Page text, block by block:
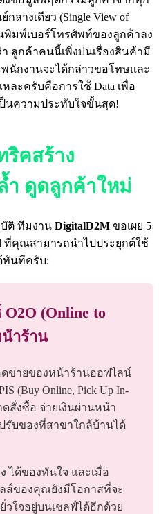
กลางเดียว (Single View of
พิมพ์เบอร์โทรศัพท์ของลูกค้าลง
ลูกค้าคนนี้เพิ่งบ่นเรื่องสินค้ามี
นักงานจะได้กล่าวขอโทษและ
ะครับคือการใช้ Data เพื่อ
นความประทับใจขั้นสุด!
ริคสร้าง
ำ ดูดลูกค้าใหม่
ติ ทีมงาน DigitalD2M ขอเผย 5
ที่คุณสามารถนำไปประยุกต์ใช้
ทันทีครับ:
(Online to
น้าร้าน
ขายของหน้าร้านออฟไลน์
(Buy Online, Pick Up In-
ดสั่งซื้อ จ่ายเงินผ่านหน้า
รับของที่สาขาใกล้บ้านได้
ได้ของทันใจ และเมื่อ
ส์ของคุณยังมีโอกาสที่จะ
ใจอยู่บนเชลฟ์ได้อีกด้วย